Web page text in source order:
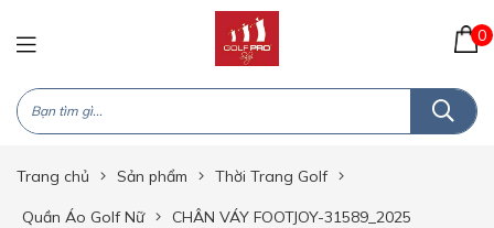
0
Trang chủ Sản phẩm Thời Trang Golf
Quần Áo Golf Nữ CHÂN VÁY FOOTJOY-31589_2025